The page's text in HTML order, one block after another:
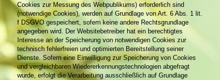
Cookies zur Messung des Webpublikums) erforderlich sind
(notwendige Cookies), werden auf Grundlage von Art. 6 Abs. 1 lit.
f DSGVO gespeichert, sofern keine andere Rechtsgrundlage
angegeben wird. Der Websitebetreiber hat ein berechtigtes
Interesse an der Speicherung von notwendigen Cookies zur
technisch fehlerfreien und optimierten Bereitstellung seiner
Dienste. Sofern eine Einwilligung zur Speicherung von Cookies
und vergleichbaren Wiedererkennungstechnologien abgefragt
wurde, erfolgt die Verarbeitung ausschließlich auf Grundlage